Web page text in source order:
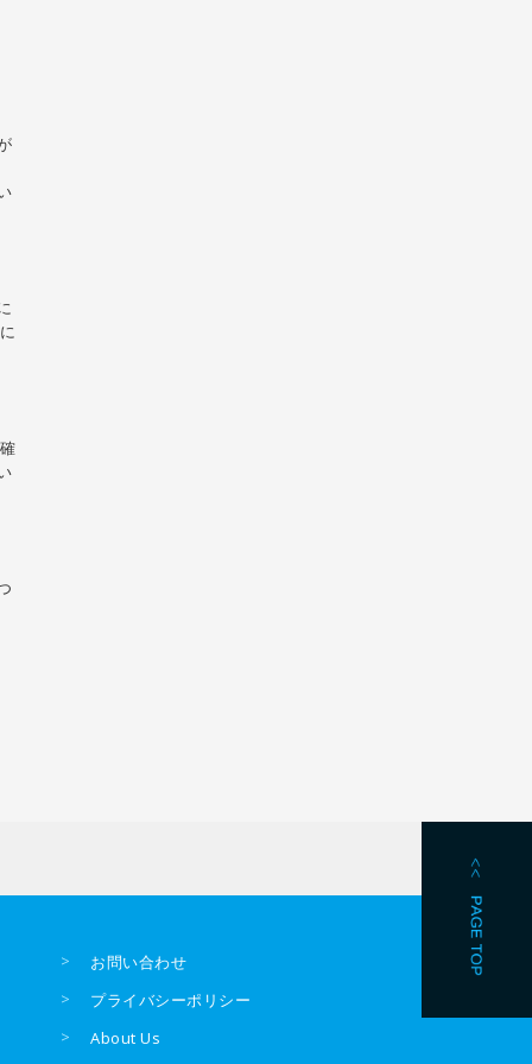
お問い合わせ
プライバシーポリシー
About Us